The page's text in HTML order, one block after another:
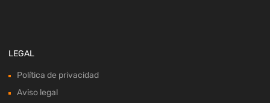
LEGAL
Política de privacidad
Aviso legal